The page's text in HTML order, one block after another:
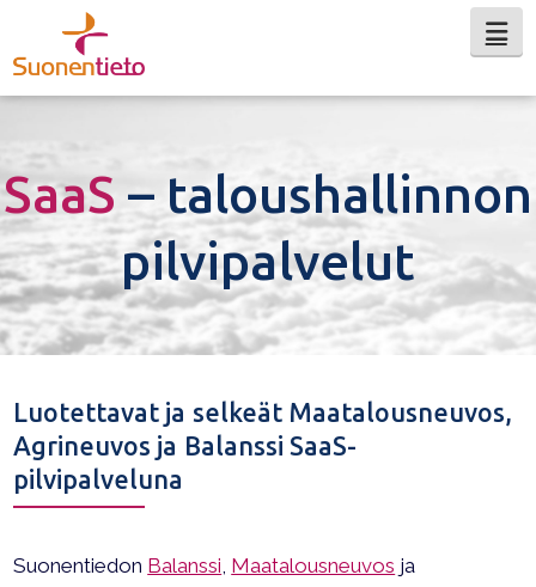
SaaS– taloushallinnon
pilvipalvelut
Luotettavat ja selkeät Maatalousneuvos,
Agrineuvos ja Balanssi SaaS-
pilvipalveluna
Suonentiedon Balanssi, Maatalousneuvos ja